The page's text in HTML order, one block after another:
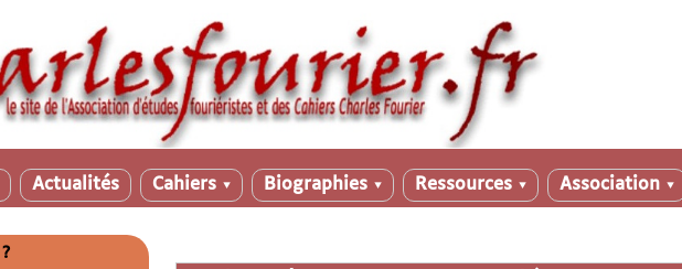
Actualités Cahiers ▼ Biographies ▼ Ressources ▼ Association ▼